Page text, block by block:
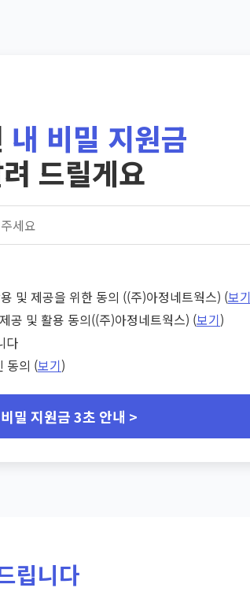
내 비밀 지원금
드릴게요
및 제공을 위한 동의 ((주)아정네트웍스) (보기
공 및 활용 동의((주)아정네트웍스) (보기)
다
동의 (보기)
비밀 지원금 3초 안내 >
립니다